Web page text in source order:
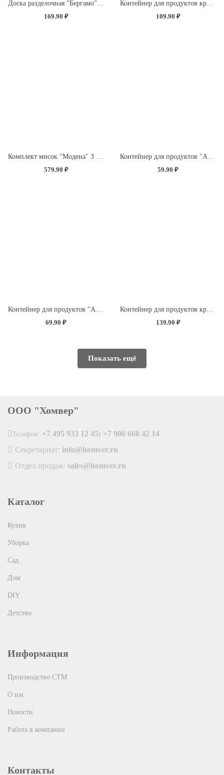
169.90 ₽
109.90 ₽
579.90 ₽
59.90 ₽
Контейнер для продуктов "Асти" прямоугольный 0,75л (темно-коричневый)
69.90 ₽
Контейнер для продуктов круглый 1л с декором "Розы" (светло-розовый)
139.90 ₽
Показать ещё
ООО "Хомвер"
Телефон: +7 495 933 12 45; +7 906 668 42 14
Секретариат: info@homver.ru
Отдел продаж: sales@homver.ru
Каталог
Кухня
Уборка
Сад
Дом
DIY
Детство
Информация
Производство СТМ
О нас
Новости
Работа в компании
Контакты